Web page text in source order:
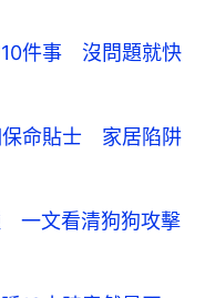
10件事 沒問題就快
保命貼士 家居陷阱
一文看清狗狗攻擊